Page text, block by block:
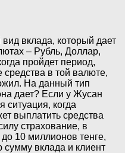
вклада, который дает
– Рубль, Доллар,
пройдет период,
в той валюте,
На данный тип
дает? Если у Жусан
ситуация, когда
выплатить средства
страхование, в
10 миллионов тенге,
сумму вклада и клиент